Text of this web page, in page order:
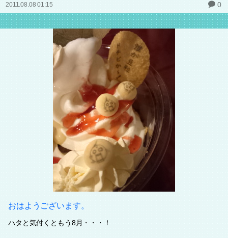
2011.08.08 01:15 0
おはようございます。
ハタと気付くともう8月・・・！